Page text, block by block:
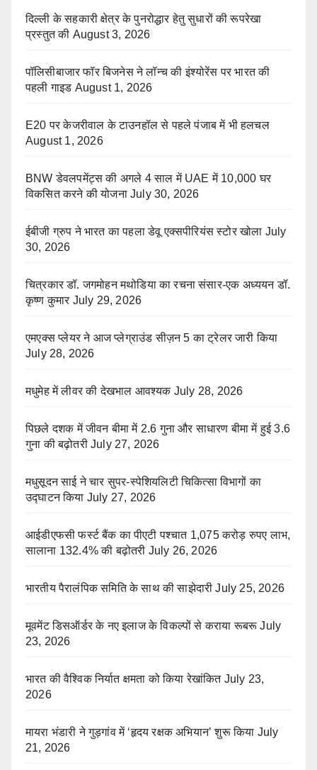
दिल्ली के सहकारी क्षेत्र के पुनरोद्धार हेतु सुधारों की रूपरेखा
प्रस्तुत की August 3, 2026
पॉलिसीबाजार फॉर बिजनेस ने लॉन्च की इंश्योरेंस पर भारत की
पहली गाइड August 1, 2026
E20 पर केजरीवाल के टाउनहॉल से पहले पंजाब में भी हलचल
August 1, 2026
BNW डेवलपमेंट्स की अगले 4 साल में UAE में 10,000 घर
विकसित करने की योजना July 30, 2026
ईबीजी ग्रुप ने भारत का पहला डेवू एक्सपीरियंस स्टोर खोला July
30, 2026
चित्रकार डॉ. जगमोहन मथोडिया का रचना संसार-एक अध्ययन डॉ.
कृष्ण कुमार July 29, 2026
एमएक्स प्लेयर ने आज प्लेग्राउंड सीज़न 5 का ट्रेलर जारी किया
July 28, 2026
मधुमेह में लीवर की देखभाल आवश्यक July 28, 2026
पिछले दशक में जीवन बीमा में 2.6 गुना और साधारण बीमा में हुई 3.6
गुना की बढ़ोतरी July 27, 2026
मधुसूदन साई ने चार सुपर-स्पेशियलिटी चिकित्सा विभागों का
उद्घाटन किया July 27, 2026
आईडीएफसी फर्स्ट बैंक का पीएटी पश्चात 1,075 करोड़ रुपए लाभ,
सालाना 132.4% की बढ़ोतरी July 26, 2026
भारतीय पैरालंपिक समिति के साथ की साझेदारी July 25, 2026
मूवमेंट डिसऑर्डर के नए इलाज के विकल्पों से कराया रूबरू July
23, 2026
भारत की वैश्विक निर्यात क्षमता को किया रेखांकित July 23,
2026
मायरा भंडारी ने गुड़गांव में ‘हृदय रक्षक अभियान’ शुरू किया July
21, 2026